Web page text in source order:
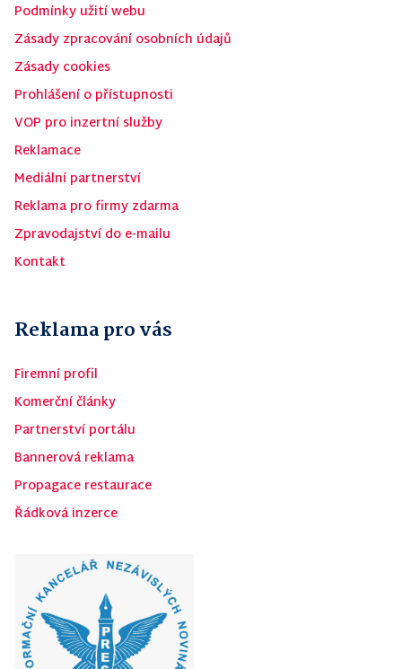
Podmínky užití webu
Zásady zpracování osobních údajů
Zásady cookies
Prohlášení o přístupnosti
VOP pro inzertní služby
Reklamace
Mediální partnerství
Reklama pro firmy zdarma
Zpravodajství do e-mailu
Kontakt
Reklama pro vás
Firemní profil
Komerční články
Partnerství portálu
Bannerová reklama
Propagace restaurace
Řádková inzerce